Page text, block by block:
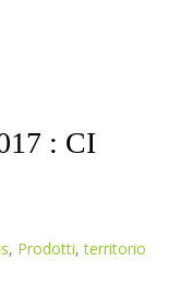
: CI
, Prodotti,territorio